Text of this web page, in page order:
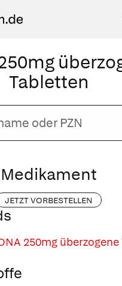
Tabletten
Medikament
JETZT VORBESTELLEN
250mg überzogene